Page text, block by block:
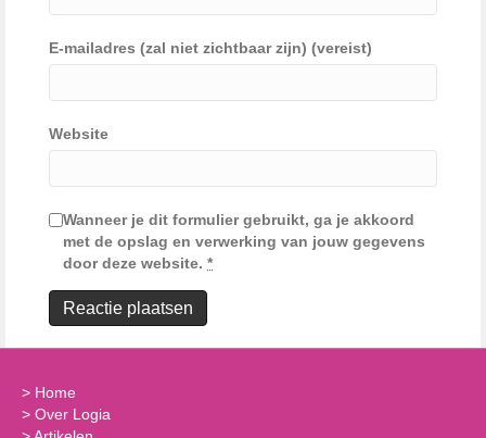
E-mailadres (zal niet zichtbaar zijn) (vereist)
Website
Wanneer je dit formulier gebruikt, ga je akkoord
met de opslag en verwerking van jouw gegevens
door deze website. *
> Home
> Over Logia